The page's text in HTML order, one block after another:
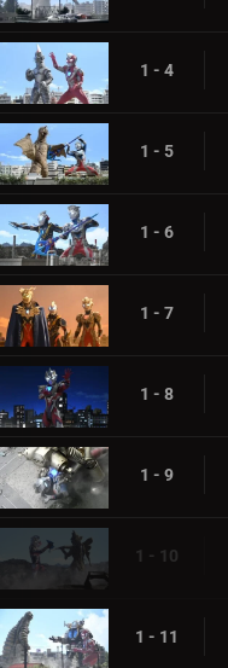
1 - 4
1 - 5
1 - 6
1 - 7
1 - 8
1 - 9
1 - 10
1 - 11